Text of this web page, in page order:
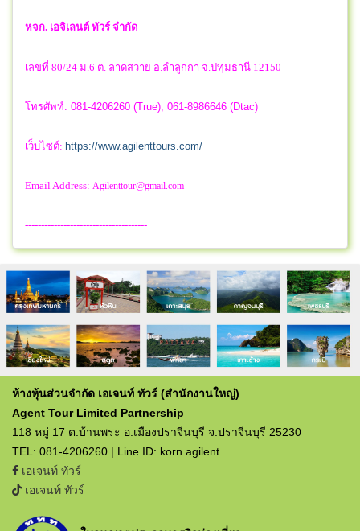
หจก. เอจิเลนต์ ทัวร์ จำกัด
เลขที่ 80/24 ม.6 ต. ลาดสวาย อ.ลำลูกกา จ.ปทุมธานี 12150
โทรศัพท์: 081-4206260 (True), 061-8986646 (Dtac)
เว็บไซต์: https://www.agilenttours.com/
Email Address: Agilenttour@gmail.com
--------------------------------------
ห้างหุ้นส่วนจำกัด เอเจนท์ ทัวร์ (สำนักงานใหญ่)
Agent Tour Limited Partnership
118 หมู่ 17 ต.บ้านพระ อ.เมืองปราจีนบุรี จ.ปราจีนบุรี 25230
TEL: 081-4206260 | Line ID: korn.agilent
เอเจนท์ ทัวร์
เอเจนท์ ทัวร์